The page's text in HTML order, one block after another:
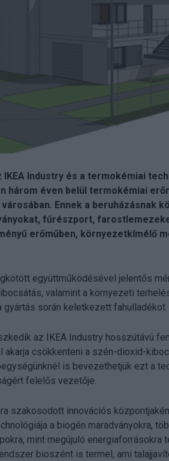
Industry és a termokémiai
három éven belül termokémiai
Ennek a beruházásnak
fűrészport,
erőműben, környezetkímélő
együttműködésével jelentős
valamint a környezeti
során keletkezett fahulladékot.
az IKEA Industry hosszútávú
csökkenteni a szén-dioxid-
is bevezethetjük ezt a
felelős vezetője.
szakosodott innovációs
a biogén maradványokra,
mint megújuló energiaforrásokra
bioszént is termel, ami